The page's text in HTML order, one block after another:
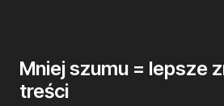
Mniej szumu = lepsze
treści